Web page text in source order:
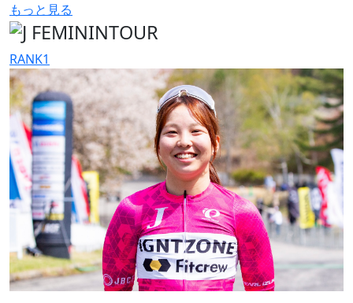
もっと見る
RANK1